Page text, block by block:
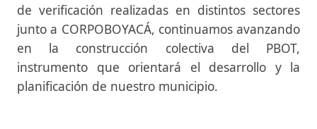
de verificación realizadas en distintos sectores
junto a CORPOBOYACÁ, continuamos avanzando
en la construcción colectiva del PBOT,
instrumento que orientará el desarrollo y la
planificación de nuestro municipio.​